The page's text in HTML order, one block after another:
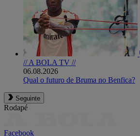
// A BOLA TV //
06.08.2026
Qual o futuro de Bruma no Benfica?
Seguinte
Rodapé
Facebook